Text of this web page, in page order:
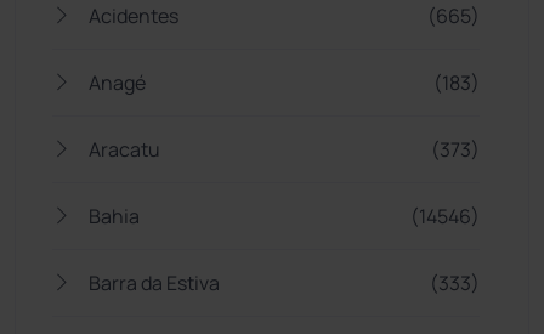
Acidentes (665)
Anagé (183)
Aracatu (373)
Bahia (14546)
Barra da Estiva (333)